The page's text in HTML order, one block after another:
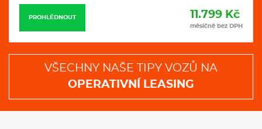
PROHLÉDNOUT 11.799 Kč
měsíčně bez DPH
VŠECHNY NAŠE TIPY VOZŮ NA
OPERATIVNÍ LEASING